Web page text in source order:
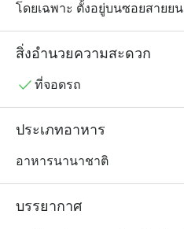
โดยเฉพาะ ตั้งอยู่บนซอยสายย
บรรยากาศสบาย ๆ เป็นมิตร เ
หรือกลุ่มเพื่อน เมนูของร้านโด
แบบกูร์เมต์ ย่างอย่างพิถีพิถัน เ
ของหวานโฮมเมด พนักงานบริ
สนุก ๆ เช่น ค่ำคืนตอบคำถาม
สิ่งอำนวยความสะดวก
ที่จอดรถ
ประเภทอาหาร
อาหารนานาชาติ
บรรยากาศ